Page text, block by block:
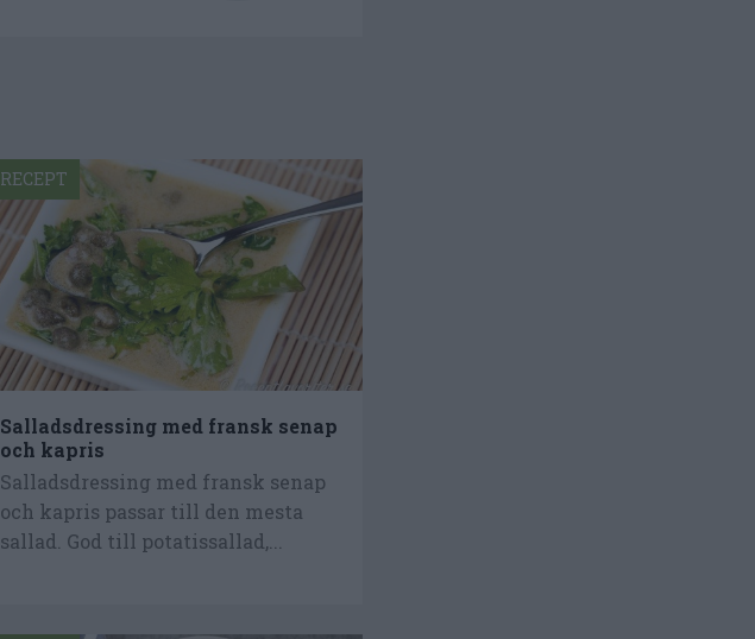
Salladsdressing med fransk senap
och kapris
Salladsdressing med fransk senap
och kapris passar till den mesta
sallad. God till potatissallad,...
RECEPT